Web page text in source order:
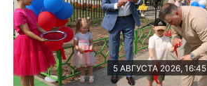
5 АВГУСТА 2026, 16:45